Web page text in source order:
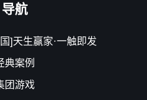
导航
]天生赢家·一触即发
典案例
团游戏